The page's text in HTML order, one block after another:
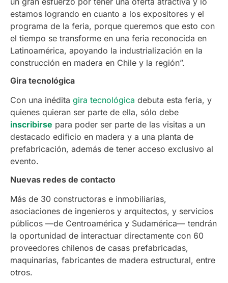
estamos logrando en cuanto a los expositores y el
programa de la feria, porque queremos que esto con
el tiempo se transforme en una feria reconocida en
Latinoamérica, apoyando la industrialización en la
construcción en madera en Chile y la región”.
Gira tecnológica
Con una inédita gira tecnológica debuta esta feria, y
quienes quieran ser parte de ella, sólo debe
inscribirse para poder ser parte de las visitas a un
destacado edificio en madera y a una planta de
prefabricación, además de tener acceso exclusivo al
evento.
Nuevas redes de contacto
Más de 30 constructoras e inmobiliarias,
asociaciones de ingenieros y arquitectos, y servicios
públicos —de Centroamérica y Sudamérica— tendrán
la oportunidad de interactuar directamente con 60
proveedores chilenos de casas prefabricadas,
maquinarias, fabricantes de madera estructural, entre
otros.